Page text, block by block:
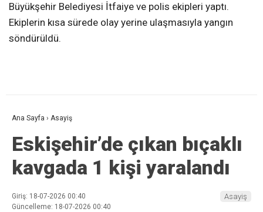
Büyükşehir Belediyesi İtfaiye ve polis ekipleri yaptı.
Ekiplerin kısa sürede olay yerine ulaşmasıyla yangın
söndürüldü.
Ana Sayfa › Asayiş
Eskişehir’de çıkan bıçaklı
kavgada 1 kişi yaralandı
Giriş: 18-07-2026 00:40
Güncelleme: 18-07-2026 00:40
Asayiş